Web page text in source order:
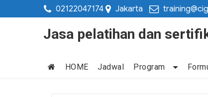
02122047174 Jakarta
Jasa pelatihan dan
HOME Jadwal Program